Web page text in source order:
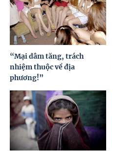
“Mại dâm tăng, trách
nhiệm thuộc về địa
phương!”